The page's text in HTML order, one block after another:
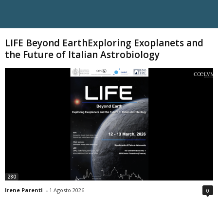
LIFE Beyond EarthExploring Exoplanets and
the Future of Italian Astrobiology
280
Irene Parenti - 1 Agosto 2026 0